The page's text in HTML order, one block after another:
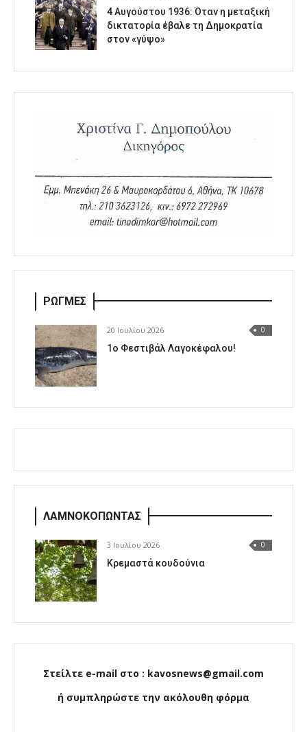
4 Αυγούστου 1936: Όταν η μεταξική
δικτατορία έβαλε τη Δημοκρατία
στον «γύψο»
ΡΩΓΜΕΣ
20 Ιουλίου 2026 0
1o Φεστιβάλ Λαγοκέφαλου!
ΛΑΜΝΟΚΟΠΩΝΤΑΣ
3 Ιουλίου 2026 0
Κρεμαστά κουδούνια
Στείλτε e-mail στο : kavosnews@gmail.com
ή συμπληρώστε την ακόλουθη φόρμα